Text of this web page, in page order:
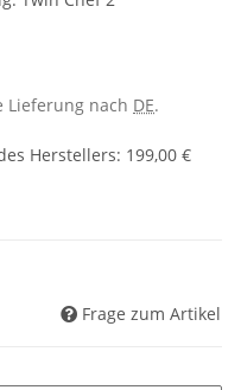
Lieferung nach DE.
Herstellers: 199,00 €
Frage zum Artikel